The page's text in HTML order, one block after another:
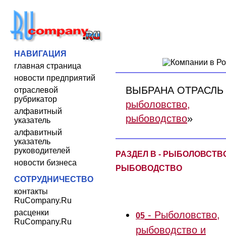
НАВИГАЦИЯ
главная страница
новости предприятий
отраслевой
рубрикатор
алфавитный
указатель
алфавитный
указатель
руководителей
новости бизнеса
СОТРУДНИЧЕСТВО
контакты
RuCompany.Ru
расценки
RuCompany.Ru
ВЫБРАНА ОТРАСЛЬ
рыболовство,
рыбоводство»
РАЗДЕЛ B -
РЫБОВОДСТВО
05 - Рыболовство,
рыбоводство и